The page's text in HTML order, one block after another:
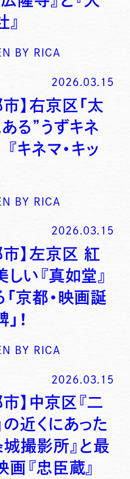
』
BY RICA
2026.03.15
市】右京区「太
ある”うずキネ
キネマ・キッ
BY RICA
2026.03.15
市】左京区 紅
しい『真如堂』
「京都・映画誕
！
BY RICA
2026.03.15
市】中京区『二
の近くにあった
城撮影所』と最
画『忠臣蔵』